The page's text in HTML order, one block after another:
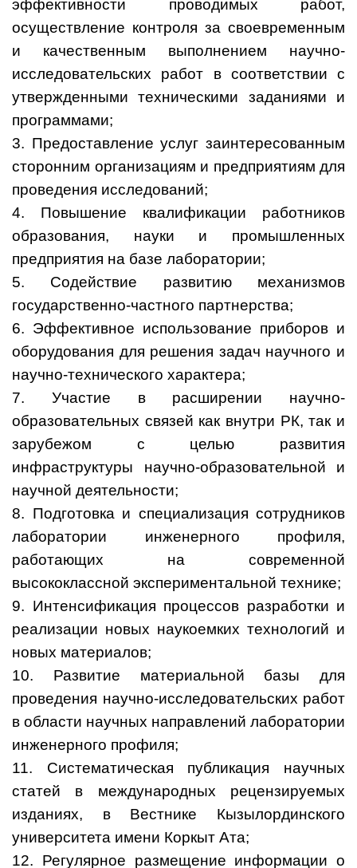
эффективности проводимых работ,
осуществление контроля за своевременным
и качественным выполнением научно-
исследовательских работ в соответствии с
утвержденными техническими заданиями и
программами;
3. Предоставление услуг заинтересованным
сторонним организациям и предприятиям для
проведения исследований;
4. Повышение квалификации работников
образования, науки и промышленных
предприятия на базе лаборатории;
5. Содействие развитию механизмов
государственно-частного партнерства;
6. Эффективное использование приборов и
оборудования для решения задач научного и
научно-технического характера;
7. Участие в расширении научно-
образовательных связей как внутри РК, так и
зарубежом с целью развития
инфраструктуры научно-образовательной и
научной деятельности;
8. Подготовка и специализация сотрудников
лаборатории инженерного профиля,
работающих на современной
высококлассной экспериментальной технике;
9. Интенсификация процессов разработки и
реализации новых наукоемких технологий и
новых материалов;
10. Развитие материальной базы для
проведения научно-исследовательских работ
в области научных направлений лаборатории
инженерного профиля;
11. Систематическая публикация научных
статей в международных рецензируемых
изданиях, в Вестнике Кызылординского
университета имени Коркыт Ата;
12. Регулярное размещение информации о